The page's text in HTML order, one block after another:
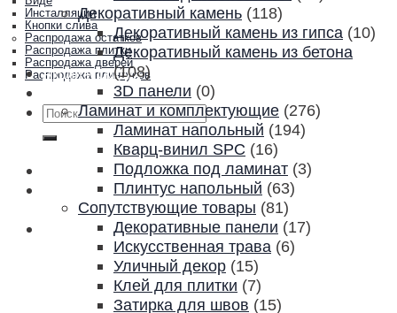
Инсталляции
Кнопки слива
Распродажа остатков
Распродажа плитки
Распродажа дверей
Распродажа плинтусов
Акции и скидки
Контакты
Искать:
Декоративный камень (118)
Декоративный камень из гипса (10)
Декоративный камень из бетона
(108)
3D панели (0)
Ламинат и комплектующие (276)
Ламинат напольный (194)
Кварц-винил SPC (16)
Подложка под ламинат (3)
Плинтус напольный (63)
Сопутствующие товары (81)
Декоративные панели (17)
Искусственная трава (6)
Уличный декор (15)
Клей для плитки (7)
Затирка для швов (15)